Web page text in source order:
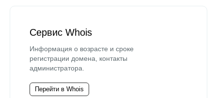
Сервис Whois
Информация о возрасте и сроке
регистрации домена, контакты
администратора.
Перейти в Whois